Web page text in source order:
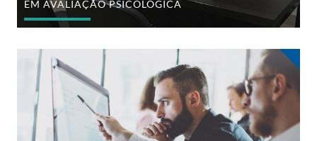
EM AVALIAÇÃO PSICOLÓGICA
razões
para
fazer
MBA
Gestão